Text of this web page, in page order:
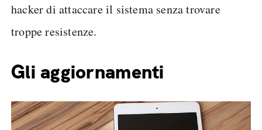
hacker di attaccare il sistema senza trovare
troppe resistenze.
Gli aggiornamenti